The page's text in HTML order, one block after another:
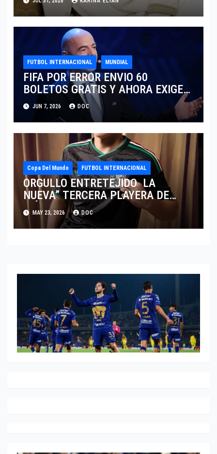
TRAS EL MUNDIAL 2026
FUTBOL INTERNACIONAL MUNDIAL
FIFA POR ERROR ENVIO 60
BOLETOS GRATIS Y AHORA EXIGE
COBRO.
JUN 7, 2026 DOC
Copa Del Mundo FUTBOL INTERNACIONAL
ORGULLO ENTRETEJIDO LA
NUEVA” TERCERA PLAYERA DE
MÉXICO” INGRESA AL ARCHIVO
HISTÓRICO DE ADIDAS EN
ALEMANIA
MAY 23, 2026 DOC